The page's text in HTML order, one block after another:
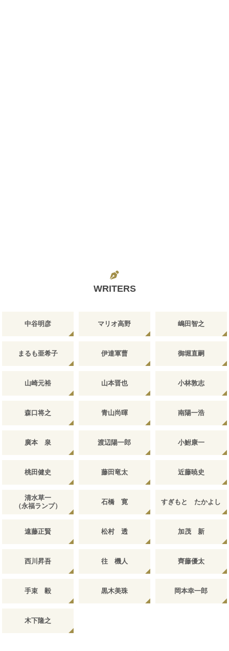
WRITERS
中谷明彦 マリオ高野 嶋田智之
まるも亜希子 伊達軍曹 御堀直嗣
山崎元裕 山本晋也 小林敦志
森口将之 青山尚暉 南陽一浩
廣本 泉 渡辺陽一郎 小鮒康一
桃田健史 藤田竜太 近藤暁史
清水草一
（永福ランプ）
石橋 寛 すぎもと たかよし
遠藤正賢 松村 透 加茂 新
西川昇吾 往 機人 齊藤優太
手束 毅 黒木美珠 岡本幸一郎
木下隆之